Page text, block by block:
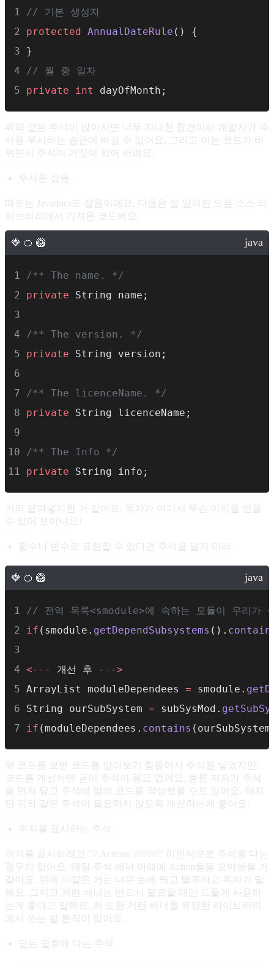
    /**
     * 컨테이너와 관련된 DirContect 객체
     */
protected
// 기본 생성자
protected AnnualDateRule () {
}
// 월 중 일자
private
int dayOfMonth;
위와 같은 주석이 많아지면 너무 지나친 참견이라 개발자가 주
석을 무시하는 습관에 빠질 수 있어요. 그리고 이는 코드가 바
뀌면서 주석이 거짓이 되어 버려요.
무서운 잡음
때로는 Javadocs도 잡음이에요. 다음은 잘 알려진 오픈 소스 라
이브러리에서 가져온 코드에요.
/** The name. */
private String name;
/** The version. */
private String version;
/** The licenceName. */
private String licenceName;
/** The Info */
private String info;
거의 붙여넣기한 거 같아요. 독자가 여기서 무슨 이익을 얻을
수 있어 보이나요?
함수나 변수로 표현할 수 있다면 주석을 달지 마라
// 전역 목록<smodule>에 속하는 모듈이 우리가
if (smodule. getDependSubsystems ().
<--- 개선 후
--->
ArrayList moduleDependees = smodule.
String ourSubSystem = subSysMod.
if (moduleDependees. contains
위 코드를 보면 코드를 알아보기 힘들어서 주석을 넣었지만,
코드를 개선하면 굳이 주석이 필요 없어요. 물론 저자가 주석
을 먼저 달고 주석에 맞춰 코드를 작성했을 수도 있어요. 하지
만 위와 같은 주석이 필요하지 않도록 개선하는게 좋아요.
위치를 표시하는 주석
위치를 표시하려고 "// Actions ///////////" 이런식으로 주석을 다는
경우가 있어요. 해당 주석 배너 아래에 Action들을 모아놨을 거
같아요. 뒤에 ////같은 거는 너무 눈에 띄고 별루라고 독자가 말
해요. 그리고 저런 배너는 반드시 필요할 때만 드물게 사용하
는게 좋다고 말해요. 저 또한 저런 배너를 유명한 라이브러리
에서 쓰는 걸 본적이 있어요.
닫는 괄호에 다는 주석